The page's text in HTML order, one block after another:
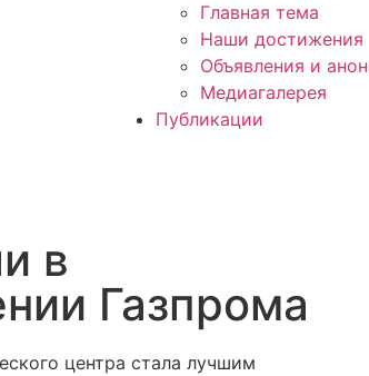
Главная тема
Наши достижения
Объявления и
Медиагалерея
Публикации
в
Газпрома
центра стала лучшим